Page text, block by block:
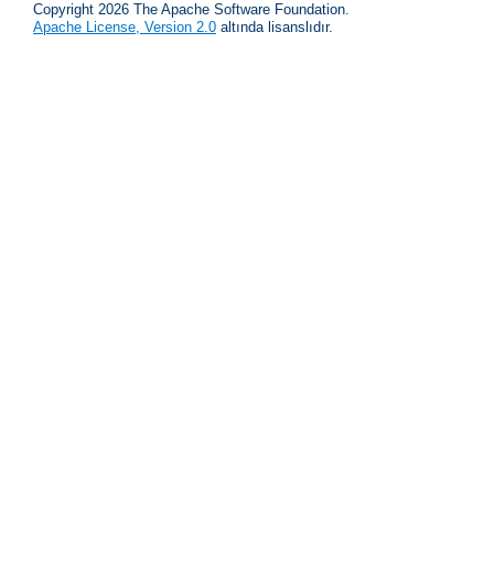
Copyright 2026 The Apache Software Foundation.
Apache License, Version 2.0 altında lisanslıdır.